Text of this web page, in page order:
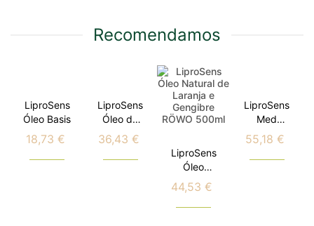
Recomendamos
LiproSens
Óleo Basis
Preço
18,73 €
LiproSens
Óleo de
Limão
Preço
36,43 €
LiproSens
Óleo
Natural de
Laranja e
Gengibre
Preço
44,53 €
LiproSens
Med
Balance
Calêndula
Preço
55,18 €